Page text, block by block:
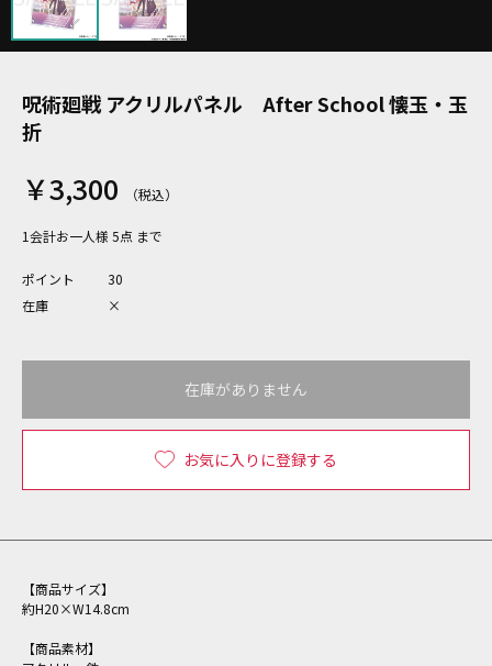
呪術廻戦 アクリルパネル After School 懐玉・玉
折
￥3,300
1会計お一人様 5点 まで
ポイント
30
在庫
×
お気に入りに登録する
在庫がありません
【商品サイズ】
約H20×W14.8cm
【商品素材】